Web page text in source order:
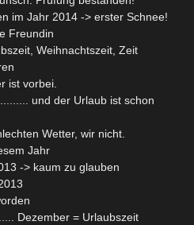
im Jahr 2014 -> erster Schnee!
Freundin
Weihnachtszeit, Zeit
ist vorbei.
und der Urlaub ist schon
Wetter, wir nicht.
Jahr
-> kaum zu glauben
Dezember = Urlaubszeit